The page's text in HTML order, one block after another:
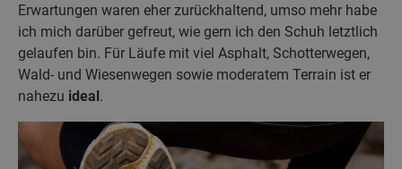
Erwartungen waren eher zurückhaltend, umso mehr habe
ich mich darüber gefreut, wie gern ich den Schuh letztlich
gelaufen bin. Für Läufe mit viel Asphalt, Schotterwegen,
Wald- und Wiesenwegen sowie moderatem Terrain ist er
nahezu ideal.